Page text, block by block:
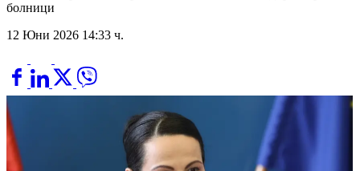
болници
12 Юни 2026 14:33 ч.